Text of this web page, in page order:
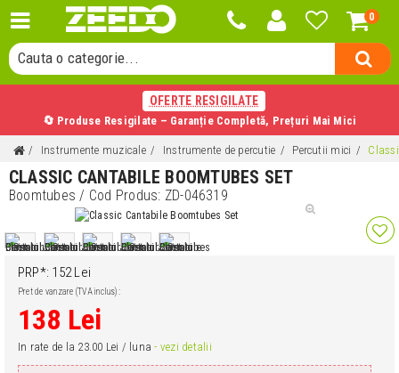
0
Cauta un produs...
Cauta o categorie...
Cauta un producator...
OFERTE RESIGILATE
🔄 Produse Resigilate – Garanție Completă, Prețuri Mai Mici
Instrumente muzicale Instrumente de percutie Percutii mici
CLASSIC CANTABILE BOOMTUBES SET
Boomtubes/ Cod Produs: ZD-046319
PRP*: 152 Lei
Pret de vanzare (TVA inclus):
138 Lei
In rate de la 23.00 Lei / luna- vezi detalii